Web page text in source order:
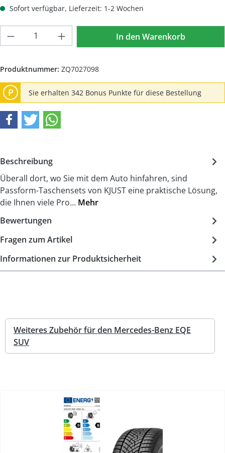
Sofort verfügbar, Lieferzeit: 1-2 Wochen
Produkt Anzahl: Gib den gewünschten
In den Warenkorb
Produktnummer: ZQ7027098
P Sie erhalten 342 Bonus Punkte für diese Bestellung
Beschreibung
Überall dort, wo Sie mit dem Auto hinfahren, sind
Passform-Taschensets von KJUST eine praktische Lösung,
die Ihnen viele Pro… Mehr
Bewertungen
Fragen zum Artikel
Informationen zur Produktsicherheit
Weiteres Zubehör für den Mercedes-Benz EQE
SUV